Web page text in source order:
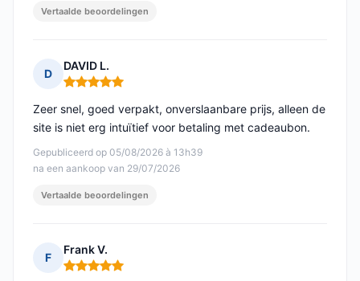
Vertaalde beoordelingen
D
DAVID L.
Opmerking: 5 van 5
Gepubliceerd op 05/08/2026 à 13h39
na een aankoop van 29/07/2026
Zeer snel, goed verpakt, onverslaanbare prijs, alleen de
site is niet erg intuïtief voor betaling met cadeaubon.
Vertaalde beoordelingen
F
Frank V.
Opmerking: 5 van 5